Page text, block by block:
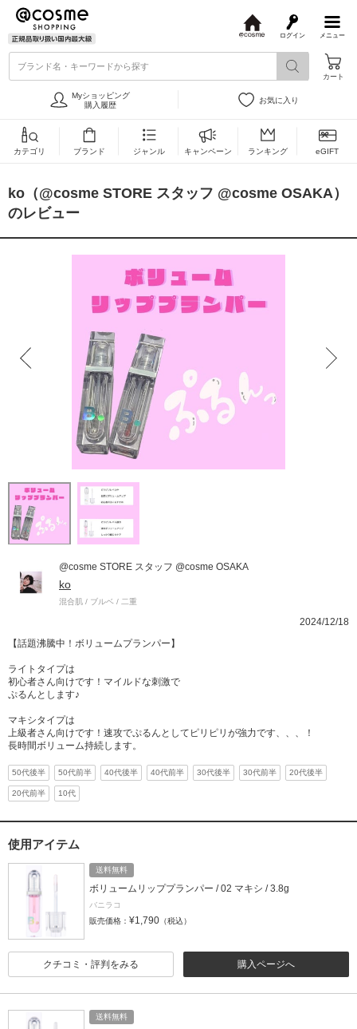
メニュー
ログイン
s
ブランド名・キーワードから探す
カート
Myショッピング
購入履歴
お気に入り
カテゴリ ブランド ジャンル キャンペーン ランキング eGIFT
ko（@cosme STORE スタッフ @cosme OSAKA）
のレビュー
@cosme STORE スタッフ @cosme OSAKA
ko
混合肌 / ブルベ / 二重
2024/12/18
【話題沸騰中！ボリュームプランパー】
ライトタイプは
初心者さん向けです！マイルドな刺激で
ぷるんとします♪
マキシタイプは
上級者さん向けです！速攻でぷるんとしてピリピリが強力です、、、！
長時間ボリューム持続します。
50代後半 50代前半 40代後半 40代前半 30代後半 30代前半 20代後半
20代前半 10代
使用アイテム
送料無料
ボリュームリッププランパー / 02 マキシ / 3.8g
バニラコ
販売価格： ¥1,790 （税込）
購入ページへ
クチコミ・評判をみる
送料無料